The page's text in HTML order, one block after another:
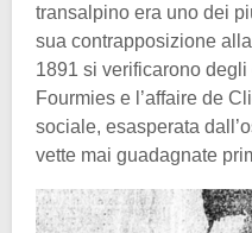
transalpino era uno dei
sua contrapposizione alla
1891 si verificarono
Fourmies e l’affaire de
sociale, esasperata
vette mai guadagnate